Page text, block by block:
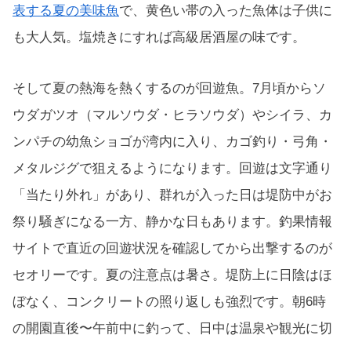
表する夏の美味魚で、黄色い帯の入った魚体は子供に
も大人気。塩焼きにすれば高級居酒屋の味です。
そして夏の熱海を熱くするのが回遊魚。7月頃からソ
ウダガツオ（マルソウダ・ヒラソウダ）やシイラ、カ
ンパチの幼魚ショゴが湾内に入り、カゴ釣り・弓角・
メタルジグで狙えるようになります。回遊は文字通り
「当たり外れ」があり、群れが入った日は堤防中がお
祭り騒ぎになる一方、静かな日もあります。釣果情報
サイトで直近の回遊状況を確認してから出撃するのが
セオリーです。夏の注意点は暑さ。堤防上に日陰はほ
ぼなく、コンクリートの照り返しも強烈です。朝6時
の開園直後〜午前中に釣って、日中は温泉や観光に切